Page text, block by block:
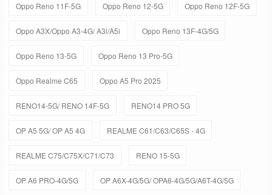
Oppo Reno 11F-5G Oppo Reno 12-5G Oppo Reno 12F-5G
Oppo A3X/Oppo A3-4G/ A3i/A5i Oppo Reno 13F-4G/5G
Oppo Reno 13-5G Oppo Reno 13 Pro-5G
Oppo Realme C65 Oppo A5 Pro 2025
RENO14-5G/ RENO 14F-5G RENO14 PRO 5G
OP A5 5G/ OP A5 4G REALME C61/C63/C65S - 4G
REALME C75/C75X/C71/C73 RENO 15-5G
OP A6 PRO-4G/5G OP A6X-4G/5G/ OPA6-4G/5G/A6T-4G/5G